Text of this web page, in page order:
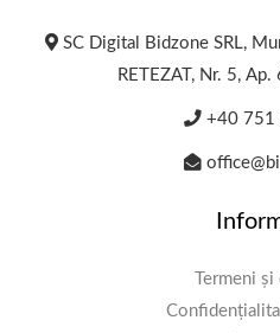
SC Digital Bidzone SRL,
RETEZAT, Nr. 5,
+40 751
Termeni